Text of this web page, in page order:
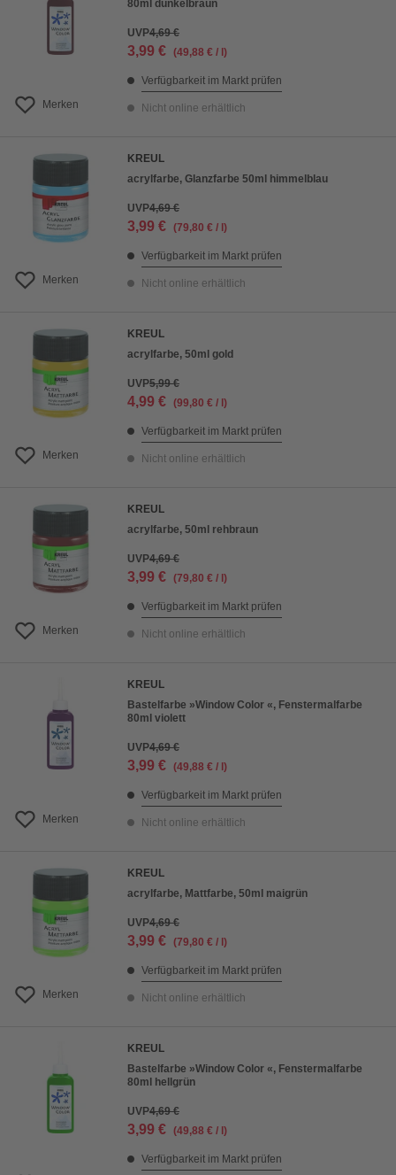
Merken
80ml dunkelbraun
UVP4,69 €
3,99 € (49,88 € / l)
Verfügbarkeit im Markt prüfen
Nicht online erhältlich
Merken
KREUL
acrylfarbe, Glanzfarbe 50ml himmelblau
UVP4,69 €
3,99 € (79,80 € / l)
Verfügbarkeit im Markt prüfen
Nicht online erhältlich
Merken
KREUL
acrylfarbe, 50ml gold
UVP5,99 €
4,99 € (99,80 € / l)
Verfügbarkeit im Markt prüfen
Nicht online erhältlich
Merken
KREUL
acrylfarbe, 50ml rehbraun
UVP4,69 €
3,99 € (79,80 € / l)
Verfügbarkeit im Markt prüfen
Nicht online erhältlich
Merken
KREUL
Bastelfarbe »Window Color «, Fenstermalfarbe
80ml violett
UVP4,69 €
3,99 € (49,88 € / l)
Verfügbarkeit im Markt prüfen
Nicht online erhältlich
Merken
KREUL
acrylfarbe, Mattfarbe, 50ml maigrün
UVP4,69 €
3,99 € (79,80 € / l)
Verfügbarkeit im Markt prüfen
Nicht online erhältlich
KREUL
Bastelfarbe »Window Color «, Fenstermalfarbe
80ml hellgrün
UVP4,69 €
3,99 € (49,88 € / l)
Verfügbarkeit im Markt prüfen